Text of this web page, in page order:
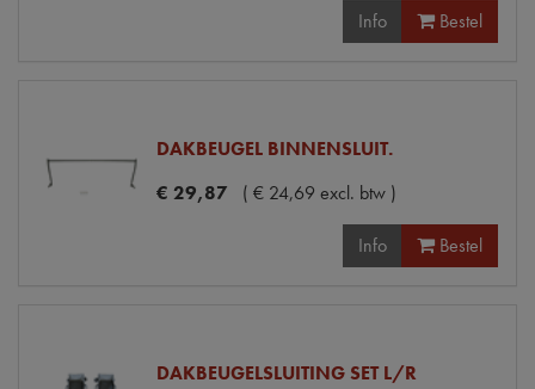
Info Bestel
DAKBEUGEL BINNENSLUIT.
€ 29,87 ( € 24,69 excl. btw )
Info Bestel
DAKBEUGELSLUITING SET L/R